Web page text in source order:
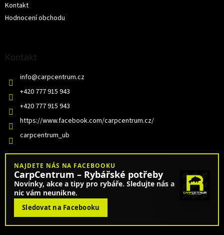
Kontakt
Hodnocení obchodu
Kontakt
info@carpcentrum.cz
+420 777 915 943
+420 777 915 943
https://www.facebook.com/carpcentrum.cz/
carpcentrum_ub
NAJDETE NÁS NA FACEBOOKU
CarpCentrum – Rybářské potřeby
Novinky, akce a tipy pro rybáře. Sledujte nás a
nic vám neunikne.
Sledovat na Facebooku